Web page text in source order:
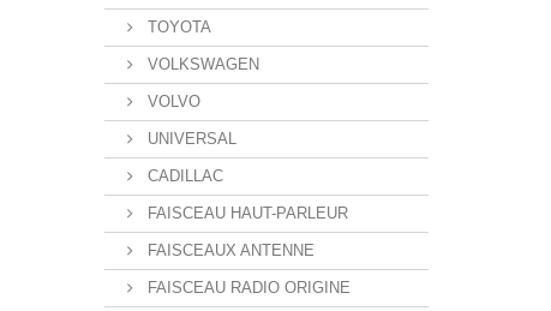
TOYOTA
VOLKSWAGEN
VOLVO
UNIVERSAL
CADILLAC
FAISCEAU HAUT-PARLEUR
FAISCEAUX ANTENNE
FAISCEAU RADIO ORIGINE